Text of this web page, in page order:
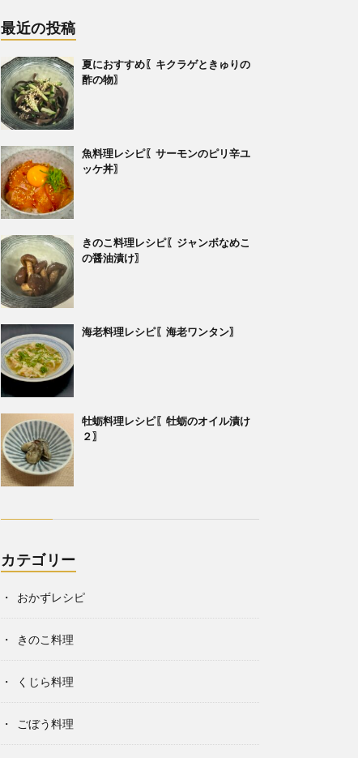
最近の投稿
夏におすすめ〖キクラゲときゅりの
酢の物〗
魚料理レシピ〖サーモンのピリ辛ユ
ッケ丼〗
きのこ料理レシピ〖ジャンボなめこ
の醤油漬け〗
海老料理レシピ〖海老ワンタン〗
牡蛎料理レシピ〖牡蛎のオイル漬け
２〗
カテゴリー
おかずレシピ
きのこ料理
くじら料理
ごぼう料理